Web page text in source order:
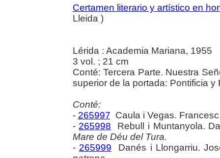
Certamen literario y artístico en
Lleida )
Lérida : Academia Mariana, 1955
3 vol. ; 21 cm
Conté: Tercera Parte. Nuestra
superior de la portada: Pontificia
Conté:
- 265997 Caula i Vegas.
- 265998 Rebull i Muntanyola.
Mare de Déu del Tura.
- 265999 Danés i Llongarriu.